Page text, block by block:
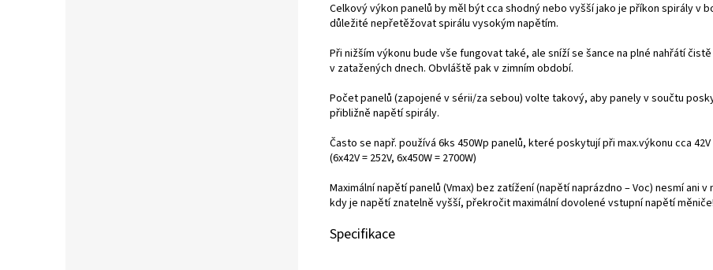
Celkový výkon panelů by měl být cca shodný nebo vyšší jako je příkon spirály v
důležité nepřetěžovat spirálu vysokým napětím.
Při nižším výkonu bude vše fungovat také, ale sníží se šance na plné nahřátí
v zatažených dnech. Obvláště pak v zimním období.
Počet panelů (zapojené v sérii/za sebou) volte takový, aby panely v součtu
přibližně napětí spirály.
Často se např. používá 6ks 450Wp panelů, které poskytují při max.výkonu cca 42V
(6x42V = 252V, 6x450W = 2700W)
Maximální napětí panelů (Vmax) bez zatížení (napětí naprázdno – Voc) nesmí ani v
kdy je napětí znatelně vyšší, překročit maximální dovolené vstupní napětí měniče!
Specifikace